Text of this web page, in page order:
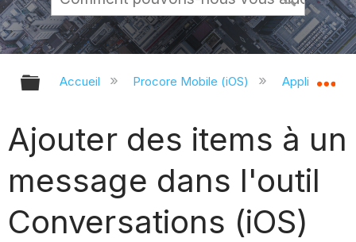
Développer/réduire la hiérarchie
Accueil Procore Mobile (iOS) Application
Ajouter des items à un
message dans l'outil
Conversations (iOS)